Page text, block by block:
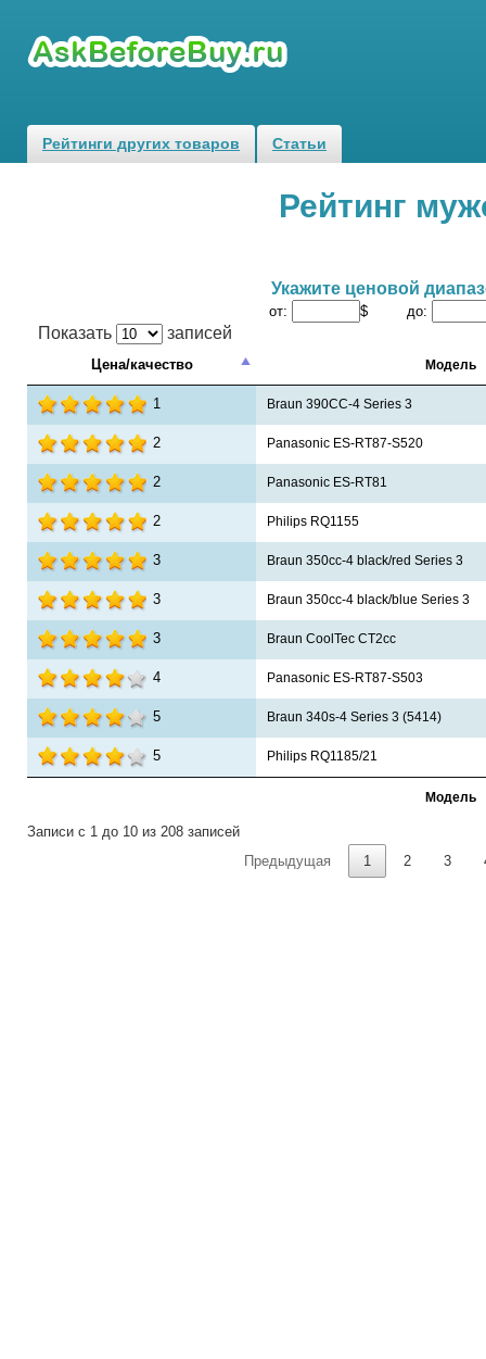
Рейтинги других товаров Статьи
Рейтинг
Укажите ценовой
от: $ до:
Показать записей
Цена/качество Модель
Модель
1 Braun 390CC-4 Series 3
2 Panasonic ES-RT87-S520
2 Panasonic ES-RT81
2 Philips RQ1155
3 Braun 350cc-4 black/red Series 3
3 Braun 350cc-4 black/blue Series 3
3 Braun CoolTec CT2cc
4 Panasonic ES-RT87-S503
5 Braun 340s-4 Series 3 (5414)
5 Philips RQ1185/21
Записи с 1 до 10 из 208 записей
Предыдущая
1 2 3